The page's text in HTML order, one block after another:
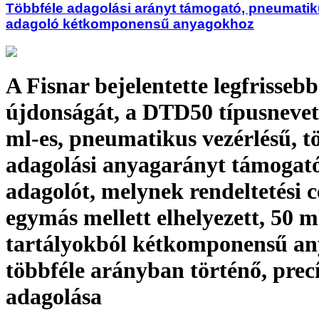
Többféle adagolási arányt támogató,
adagoló kétkomponensű anyagokhoz
A Fisnar bejelentette legfrissebb
újdonságát, a DTD50
ml-es, pneumatikus vezérlésű,
adagolási anyagarányt
adagolót, melynek rendeltetési
egymás mellett elhelyezett, 50
tartályokból kétkomponensű
többféle arányban történő,
adagolása